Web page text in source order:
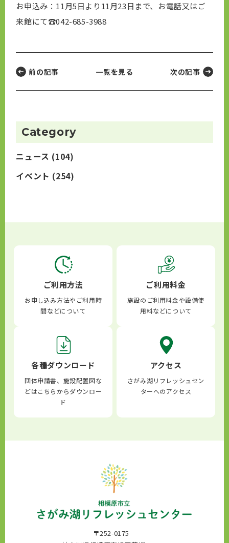
お申込み：11月5日より11月23日まで、お電話又はご
来館にて☎042-685-3988
前の記事 一覧を見る 次の記事
Category
ニュース (104)
イベント (254)
ご利用方法
お申し込み方法やご利用時
間などについて
ご利用料金
施設のご利用料金や設備使
用料などについて
各種ダウンロード
団体申請書、施設配置図な
どはこちらからダウンロー
ド
アクセス
さがみ湖リフレッシュセン
ターへのアクセス
〒252-0175